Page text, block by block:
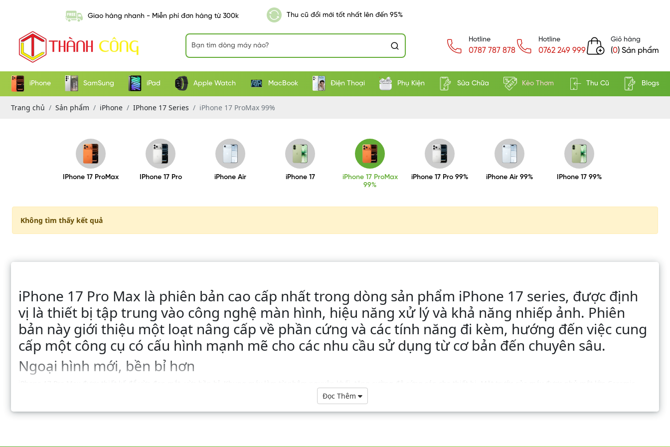
Giao hàng nhanh - Miễn phí đơn hàng từ 300k Thu cũ đổi mới tốt nhất lên đến 95%
Hotline
0787 787 878
Hotline
0762 249 999
Giỏ hàng
(0) Sản phẩm
iPhone SamSung iPad Apple Watch MacBook Điện Thoại Phụ Kiện Sửa Chữa Kèo Thơm Thu Cũ Blogs
Trang chủ Sản phẩm iPhone IPhone 17 Series iPhone 17 ProMax 99%
IPhone 17 ProMax IPhone 17 Pro iPhone Air iPhone 17
iPhone 17 ProMax
99%
iPhone 17 Pro 99% iPhone Air 99% IPhone 17 99%
Không tìm thấy kết quả
iPhone 17 Pro Max là phiên bản cao cấp nhất trong dòng sản phẩm iPhone 17 series, được định
vị là thiết bị tập trung vào công nghệ màn hình, hiệu năng xử lý và khả năng nhiếp ảnh. Phiên
bản này giới thiệu một loạt nâng cấp về phần cứng và các tính năng đi kèm, hướng đến việc cung
cấp một công cụ có cấu hình mạnh mẽ cho các nhu cầu sử dụng từ cơ bản đến chuyên sâu.
Ngoại hình mới, bền bỉ hơn
Shield 2 tiên tiến, còn mặt sau được bảo vệ bằng kính Ceramic Shield, giúp thiết bị chống trầy xước hiệu quả. Máy có ba tùy chọn màu sắc là Silver (Bạc), Deep Blue (Xanh đậm), và Cosmic
Đọc Thêm